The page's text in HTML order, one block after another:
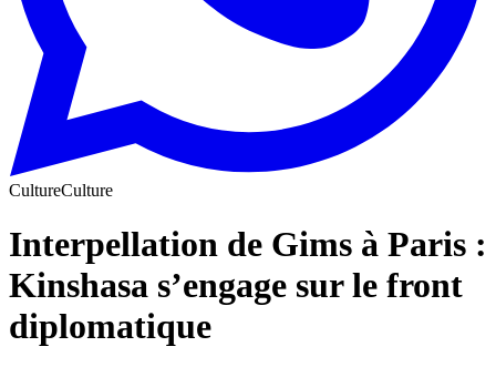
CultureCulture
Interpellation de Gims à Paris :
Kinshasa s’engage sur le front
diplomatique